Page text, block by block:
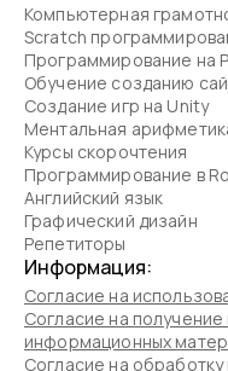
Компьютерная
Scratch
Программирование на
Обучение созданию
Создание игр на Unity
Ментальная
Курсы скорочтения
Программирование в
Английский язык
Графический дизайн
Репетиторы
Информация:
Согласие на
Согласие на
информационных
Согласие на